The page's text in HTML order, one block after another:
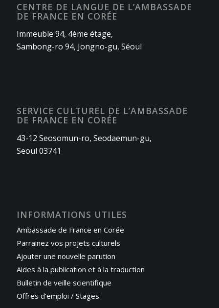
CENTRE DE LANGUE DE L’AMBASSADE
DE FRANCE EN CORÉE
Immeuble 94, 4ème étage,
Sambong-ro 94, Jongno-gu, Séoul
SERVICE CULTUREL DE L’AMBASSADE
DE FRANCE EN CORÉE
43-12 Seosomun-ro, Seodaemun-gu,
Seoul 03741
INFORMATIONS UTILES
Ambassade de France en Corée
Parrainez vos projets culturels
Ajouter une nouvelle parution
Aides à la publication et à la traduction
Bulletin de veille scientifique
Offres d’emploi / Stages